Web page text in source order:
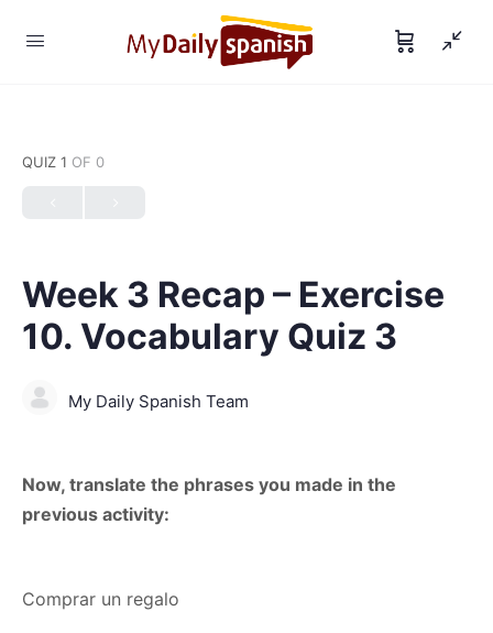
QUIZ 1 OF 0
Week 3 Recap – Exercise
10. Vocabulary Quiz 3
My Daily Spanish Team
Now, translate the phrases you made in the
previous activity:
Comprar un regalo